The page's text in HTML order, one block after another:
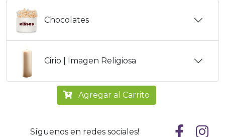
Chocolates
Cirio | Imagen Religiosa
Agregar al Carrito
Síguenos en redes sociales!